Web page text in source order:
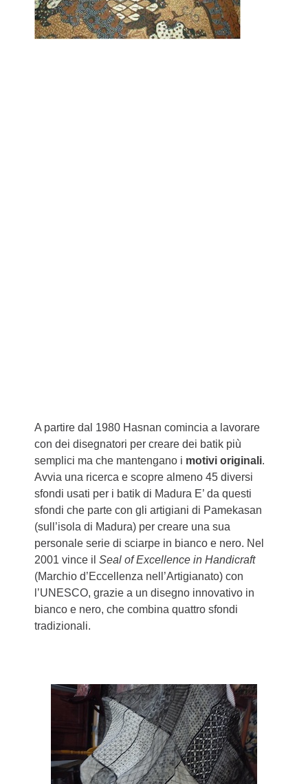
A partire dal 1980 Hasnan comincia a lavorare
con dei disegnatori per creare dei batik più
semplici ma che mantengano i motivi originali.
Avvia una ricerca e scopre almeno 45 diversi
sfondi usati per i batik di Madura E’ da questi
sfondi che parte con gli artigiani di Pamekasan
(sull’isola di Madura) per creare una sua
personale serie di sciarpe in bianco e nero. Nel
2001 vince ilSeal of Excellence in Handicraft
(Marchio d’Eccellenza nell’Artigianato) con
l’UNESCO, grazie a un disegno innovativo in
bianco e nero, che combina quattro sfondi
tradizionali.